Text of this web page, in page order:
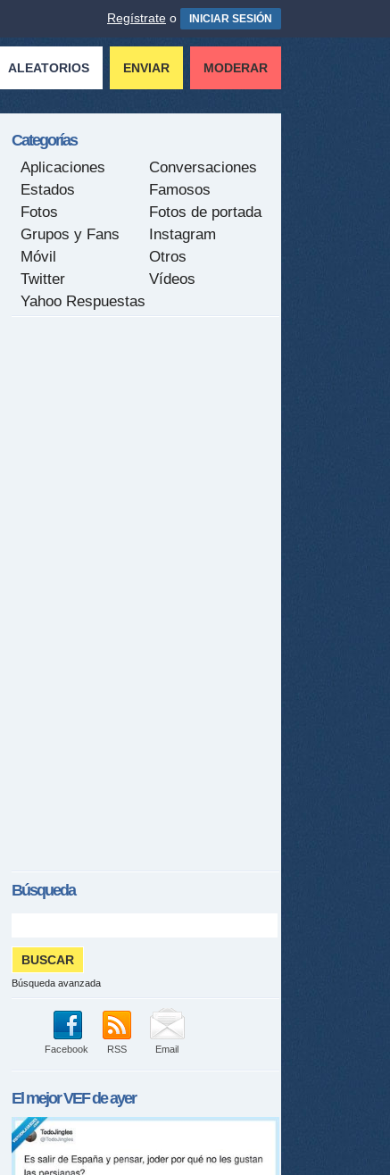
Regístrate o INICIAR SESIÓN
ALEATORIOS ENVIAR MODERAR
Categorías
Aplicaciones
Conversaciones
Estados
Famosos
Fotos
Fotos de portada
Grupos y Fans
Instagram
Móvil
Otros
Twitter
Vídeos
Yahoo Respuestas
Búsqueda
Búsqueda avanzada
Facebook RSS Email
El mejorVEFde ayer